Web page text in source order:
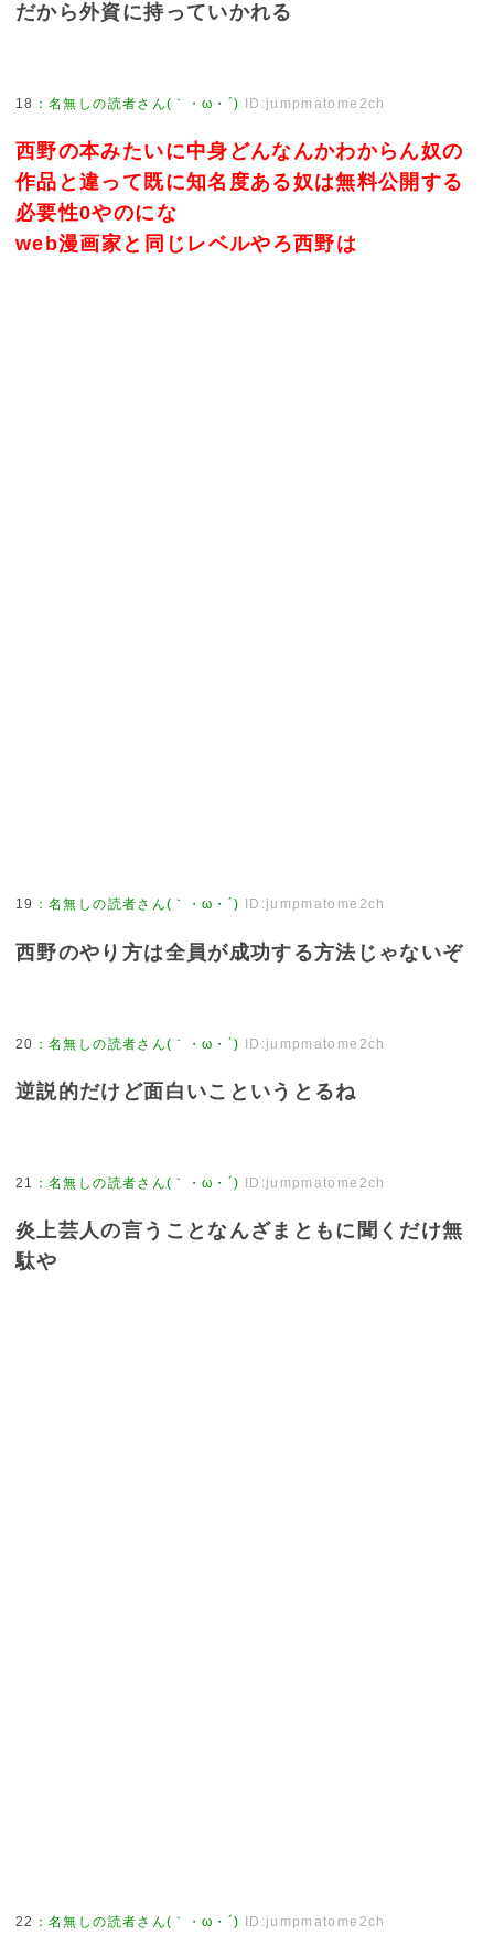
だから外資に持っていかれる
18 ：名無しの読者さん(｀・ω・´) ID:jumpmatome2ch
西野の本みたいに中身どんなんかわからん奴の
作品と違って既に知名度ある奴は無料公開する
必要性0やのにな
web漫画家と同じレベルやろ西野は
19 ：名無しの読者さん(｀・ω・´) ID:jumpmatome2ch
西野のやり方は全員が成功する方法じゃないぞ
20 ：名無しの読者さん(｀・ω・´) ID:jumpmatome2ch
逆説的だけど面白いこというとるね
21 ：名無しの読者さん(｀・ω・´) ID:jumpmatome2ch
炎上芸人の言うことなんざまともに聞くだけ無
駄や
22 ：名無しの読者さん(｀・ω・´) ID:jumpmatome2ch